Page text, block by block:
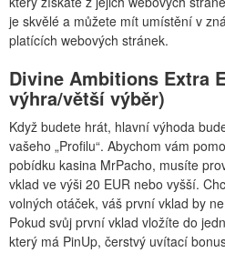
je skvělé a můžete mít umístění v
platících webových stránek.
Divine Ambitions Extra
výhra/větší výběr)
Když budete hrát, hlavní výhoda
vašeho „Profilu“. Abychom vám
pobídku kasina MrPacho, musíte
vklad ve výši 20 EUR nebo vyšší.
volných otáček, váš první vklad by
Pokud svůj první vklad vložíte do
který má PinUp, čerstvý uvítací